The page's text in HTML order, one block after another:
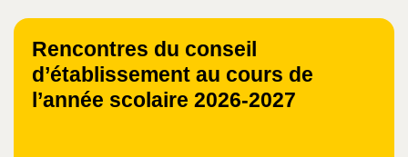
Rencontres du conseil
d’établissement au cours de
l’année scolaire 2026-2027